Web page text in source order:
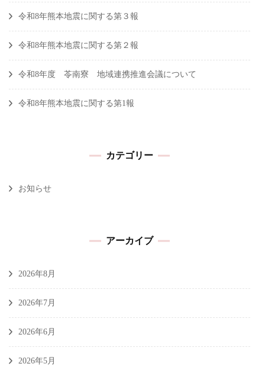
令和8年熊本地震に関する第３報
令和8年熊本地震に関する第２報
令和8年度 苓南寮 地域連携推進会議について
令和8年熊本地震に関する第1報
カテゴリー
お知らせ
アーカイブ
2026年8月
2026年7月
2026年6月
2026年5月